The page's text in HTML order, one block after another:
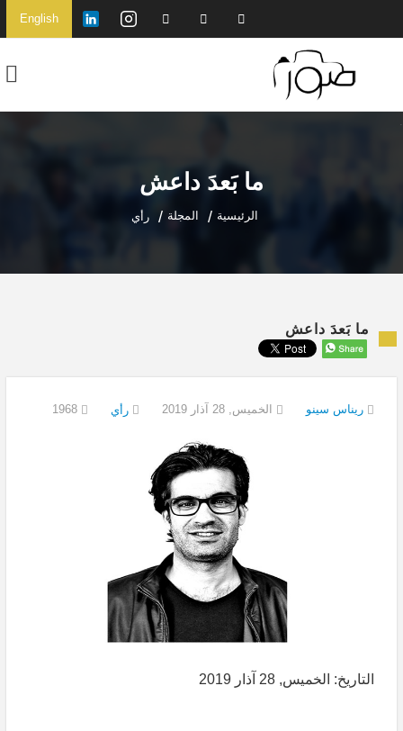
English
ما بَعدَ داعش
الرئيسية المجلة رأي
ما بَعدَ داعش
ريناس سينو الخميس, 28 آذار 2019 رأي
التاريخ: الخميس, 28 آذار 2019